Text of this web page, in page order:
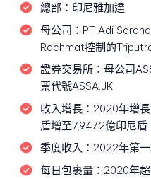
總部： 印尼雅加達
母公司： PT Adi
Rachmat控制的
證券交易所： 母公司
票代號ASSA.JK
收入增長： 2020年增
盾增至7,947.2億印尼盾
季度收入： 2022年第
每日包裹量： 2020年